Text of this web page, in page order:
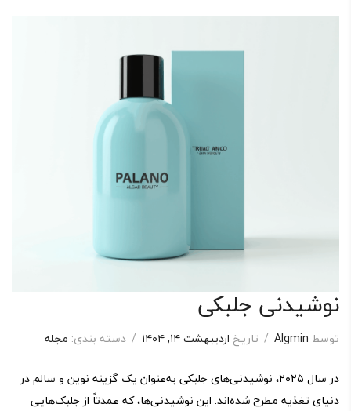
نوشیدنی جلبکی
توسط Algmin
/ تاریخ اردیبهشت ۱۴, ۱۴۰۴ / دسته بندی: مجله
در سال ۲۰۲۵، نوشیدنی‌های جلبکی به‌عنوان یک گزینه نوین و سالم در
دنیای تغذیه مطرح شده‌اند. این نوشیدنی‌ها، که عمدتاً از جلبک‌هایی